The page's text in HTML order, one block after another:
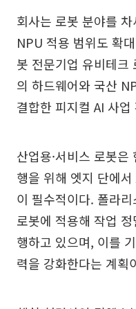
회사는 로봇 분야를
NPU 적용 범위도 확
봇 전문기업 유비테
의 하드웨어와 국산
결합한 피지컬 AI 사
산업용·서비스 로봇
행을 위해 엣지 단에
이 필수적이다. 폴라
로봇에 적용해 작업
행하고 있으며, 이를
력을 강화한다는 계획